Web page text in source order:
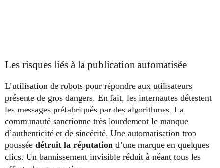
Les risques liés à la publication automatisée
L’utilisation de robots pour répondre aux utilisateurs
présente de gros dangers. En fait, les internautes détestent
les messages préfabriqués par des algorithmes. La
communauté sanctionne très lourdement le manque
d’authenticité et de sincérité. Une automatisation trop
poussée détruit la réputation d’une marque en quelques
clics. Un bannissement invisible réduit à néant tous les